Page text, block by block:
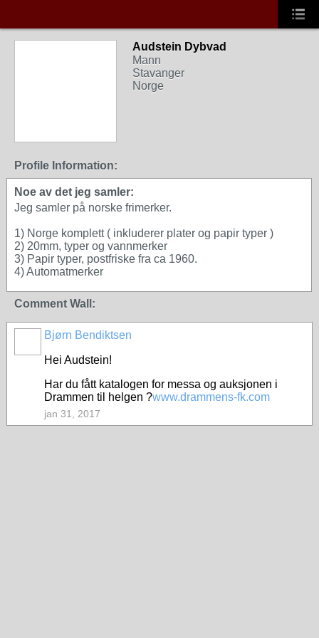
Audstein Dybvad
Mann
Stavanger
Norge
Profile Information:
Noe av det jeg samler:
Jeg samler på norske frimerker.
1) Norge komplett ( inkluderer plater og papir typer )
2) 20mm, typer og vannmerker
3) Papir typer, postfriske fra ca 1960.
4) Automatmerker
Comment Wall:
Bjørn Bendiktsen
Hei Audstein!
Har du fått katalogen for messa og auksjonen i
Drammen til helgen ?www.drammens-fk.com
jan 31, 2017